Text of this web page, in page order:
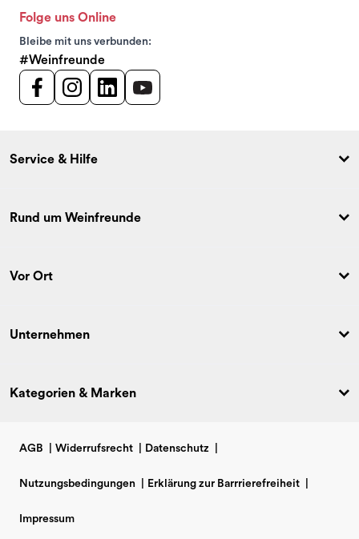
Folge uns Online
Bleibe mit uns verbunden:
#Weinfreunde
Service & Hilfe
Rund um Weinfreunde
Vor Ort
Unternehmen
Kategorien & Marken
AGB Widerrufsrecht Datenschutz
Nutzungsbedingungen Erklärung zur Barrrierefreiheit
Impressum